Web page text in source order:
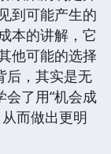
到可能产生的
本的讲解，它
他可能的选择
后，其实是无
会了用“机会成
而做出更明